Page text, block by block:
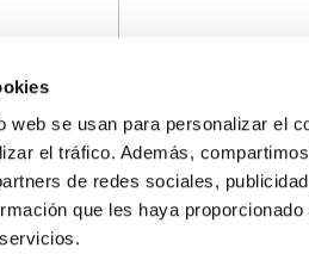
web se usan para personalizar el
el tráfico. Además,
de redes sociales,
que les haya
cargo al Programa Operativo
gas natural y/o electricidad a